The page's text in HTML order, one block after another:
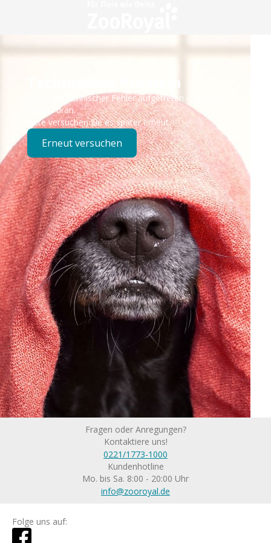
Technisches Problem
Es ist ein technischer Fehler aufgetreten – wir sind
bereits dran.
Bitte versuchen Sie es später erneut.
Erneut versuchen
Fragen oder Anregungen?
Kontaktiere uns!
0221/1773-1000
Kundenhotline
Mo. bis Sa. 8:00 - 20:00 Uhr
info@zooroyal.de
Folge uns auf: